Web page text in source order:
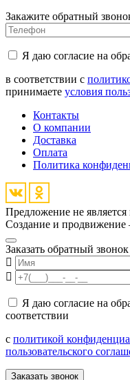
Закажите обратный
Я даю согласие на
в соответствии с
принимаете условия
Контакты
О компании
Доставка
Оплата
Политика
Предложение не
Создание и
Заказать обратный звонок
Я даю согласие на
соответствии
с политикой
пользовательского
Заказать звонок